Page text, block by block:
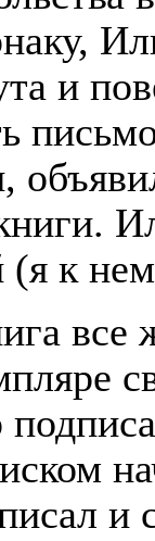
и
к
все
и